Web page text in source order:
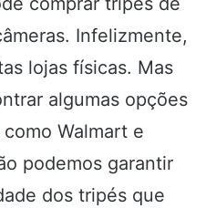
Infelizmente,
lojas físicas. Mas
algumas opções
Walmart e
podemos garantir
dos tripés que